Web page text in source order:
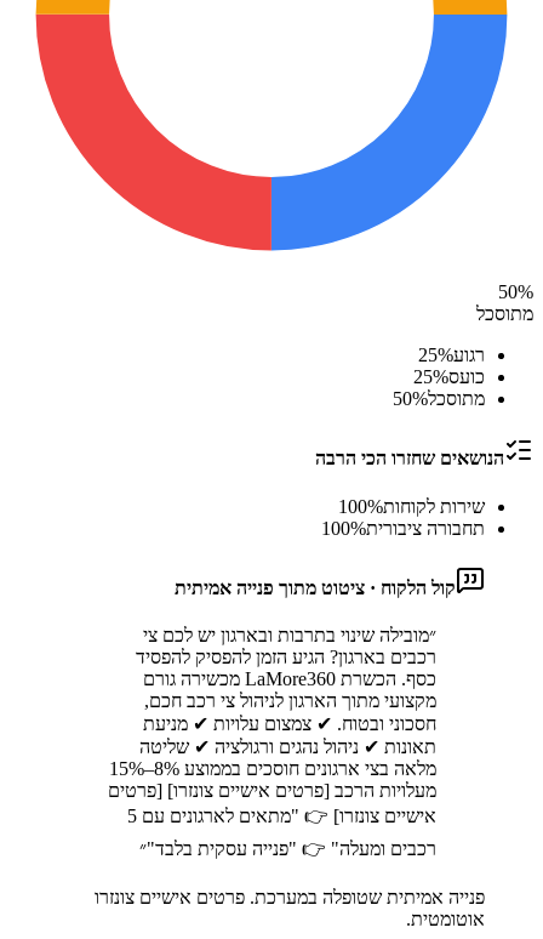
50%
מתוסכל
רגוע
25%
כועס
25%
מתוסכל
50%
הנושאים שחזרו הכי הרבה
שירות לקוחות 100%
תחבורה ציבורית
100%
קול הלקוח · ציטוט מתוך פנייה אמיתית
״מובילה שינוי בתרבות ובארגון יש לכם צי
רכבים בארגון? הגיע הזמן להפסיק להפסיד
כסף. הכשרת LaMore360 מכשירה גורם
מקצועי מתוך הארגון לניהול צי רכב חכם,
חסכוני ובטוח. ✔ צמצום עלויות ✔ מניעת
תאונות ✔ ניהול נהגים ורגולציה ✔ שליטה
מלאה בצי ארגונים חוסכים בממוצע 8%–15%
מעלויות הרכב [פרטים אישיים צונזרו] [פרטים
אישיים צונזרו] 👉 "מתאים לארגונים עם 5
רכבים ומעלה" 👉 "פנייה עסקית בלבד"״
פנייה אמיתית שטופלה במערכת. פרטים אישיים צונזרו
אוטומטית.